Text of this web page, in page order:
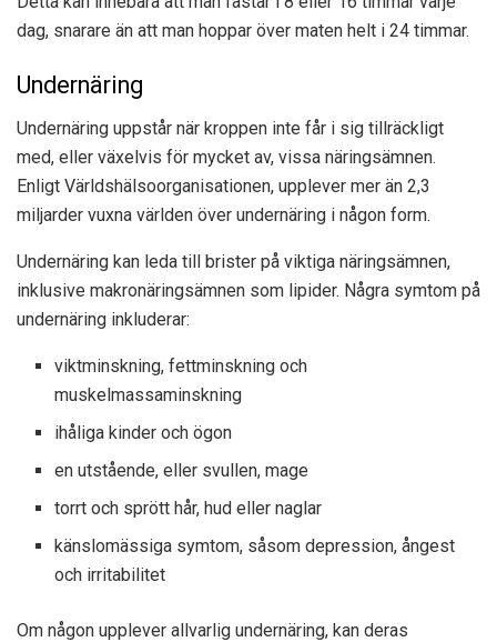
dag, snarare än att man hoppar över maten helt i 24 timmar.
Undernäring
Undernäring uppstår när kroppen inte får i sig tillräckligt
med, eller växelvis för mycket av, vissa näringsämnen.
Enligt Världshälsoorganisationen, upplever mer än 2,3
miljarder vuxna världen över undernäring i någon form.
Undernäring kan leda till brister på viktiga näringsämnen,
inklusive makronäringsämnen som lipider. Några symtom på
undernäring inkluderar:
viktminskning, fettminskning och
muskelmassaminskning
ihåliga kinder och ögon
en utstående, eller svullen, mage
torrt och sprött hår, hud eller naglar
känslomässiga symtom, såsom depression, ångest
och irritabilitet
Om någon upplever allvarlig undernäring, kan deras